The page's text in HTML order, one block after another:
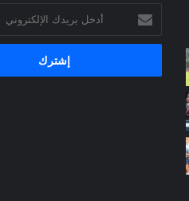
بريدك
الإلكتروني